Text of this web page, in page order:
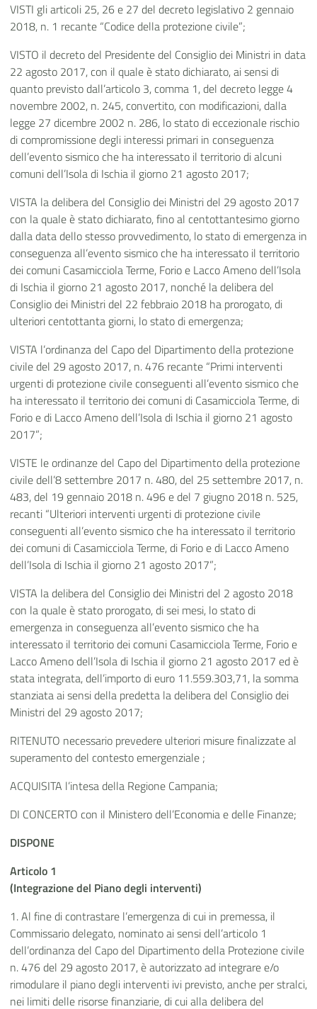
VISTI gli articoli 25, 26 e 27 del decreto legislativo 2 gennaio
2018, n. 1 recante “Codice della protezione civile”;
VISTO il decreto del Presidente del Consiglio dei Ministri in data
22 agosto 2017, con il quale è stato dichiarato, ai sensi di
quanto previsto dall’articolo 3, comma 1, del decreto legge 4
novembre 2002, n. 245, convertito, con modificazioni, dalla
legge 27 dicembre 2002 n. 286, lo stato di eccezionale rischio
di compromissione degli interessi primari in conseguenza
dell’evento sismico che ha interessato il territorio di alcuni
comuni dell’Isola di Ischia il giorno 21 agosto 2017;
VISTA la delibera del Consiglio dei Ministri del 29 agosto 2017
con la quale è stato dichiarato, fino al centottantesimo giorno
dalla data dello stesso provvedimento, lo stato di emergenza in
conseguenza all’evento sismico che ha interessato il territorio
dei comuni Casamicciola Terme, Forio e Lacco Ameno dell’Isola
di Ischia il giorno 21 agosto 2017, nonché la delibera del
Consiglio dei Ministri del 22 febbraio 2018 ha prorogato, di
ulteriori centottanta giorni, lo stato di emergenza;
VISTA l’ordinanza del Capo del Dipartimento della protezione
civile del 29 agosto 2017, n. 476 recante “Primi interventi
urgenti di protezione civile conseguenti all’evento sismico che
ha interessato il territorio dei comuni di Casamicciola Terme, di
Forio e di Lacco Ameno dell’Isola di Ischia il giorno 21 agosto
2017”;
VISTE le ordinanze del Capo del Dipartimento della protezione
civile dell’8 settembre 2017 n. 480, del 25 settembre 2017, n.
483, del 19 gennaio 2018 n. 496 e del 7 giugno 2018 n. 525,
recanti “Ulteriori interventi urgenti di protezione civile
conseguenti all’evento sismico che ha interessato il territorio
dei comuni di Casamicciola Terme, di Forio e di Lacco Ameno
dell’Isola di Ischia il giorno 21 agosto 2017”;
VISTA la delibera del Consiglio dei Ministri del 2 agosto 2018
con la quale è stato prorogato, di sei mesi, lo stato di
emergenza in conseguenza all’evento sismico che ha
interessato il territorio dei comuni Casamicciola Terme, Forio e
Lacco Ameno dell’Isola di Ischia il giorno 21 agosto 2017 ed è
stata integrata, dell’importo di euro 11.559.303,71, la somma
stanziata ai sensi della predetta la delibera del Consiglio dei
Ministri del 29 agosto 2017;
RITENUTO necessario prevedere ulteriori misure finalizzate al
superamento del contesto emergenziale ;
ACQUISITA l’intesa della Regione Campania;
DI CONCERTO con il Ministero dell’Economia e delle Finanze;
DISPONE
Articolo 1
(Integrazione del Piano degli interventi)
1. Al fine di contrastare l’emergenza di cui in premessa, il
Commissario delegato, nominato ai sensi dell’articolo 1
dell’ordinanza del Capo del Dipartimento della Protezione civile
n. 476 del 29 agosto 2017, è autorizzato ad integrare e/o
rimodulare il piano degli interventi ivi previsto, anche per stralci,
nei limiti delle risorse finanziarie, di cui alla delibera del